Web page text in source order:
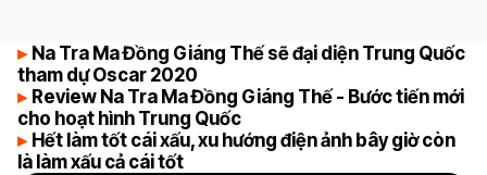
Na Tra Ma Đồng Giáng Thế sẽ đại diện Trung Quốc
tham dự Oscar 2020
Review Na Tra Ma Đồng Giáng Thế - Bước tiến mới
cho hoạt hình Trung Quốc
Hết làm tốt cái xấu, xu hướng điện ảnh bây giờ còn
là làm xấu cả cái tốt